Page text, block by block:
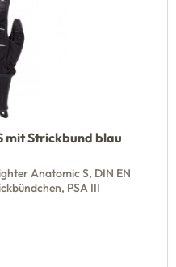
mit Strickbund blau
Anatomic S, DIN EN
PSA III